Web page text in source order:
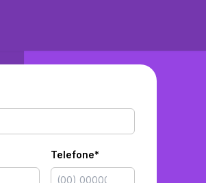
Telefone*